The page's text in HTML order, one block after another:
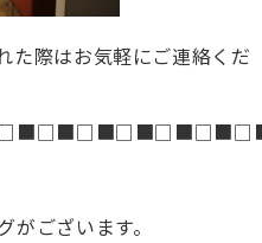
た際はお気軽にご連絡くだ
ございます。